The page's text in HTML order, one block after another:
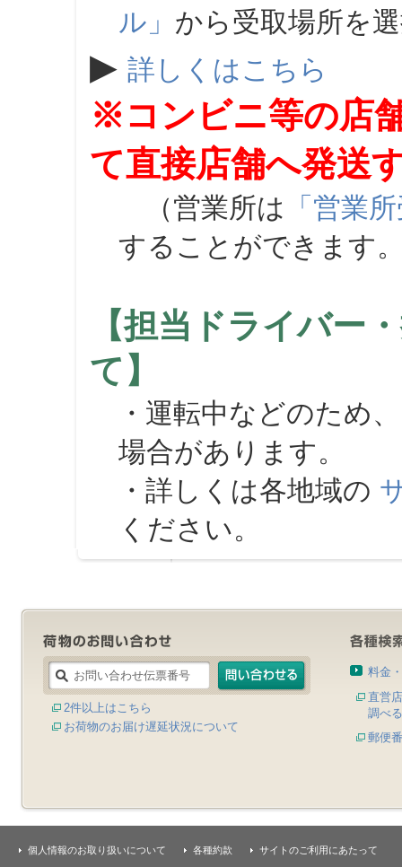
ル」 から受取場所を
▶ 詳しくはこちら
※コンビニ等の店
て直接店舗へ発送
（営業所は 「営業
することができます
【担当ドライバー
て】
・運転中などのため
場合があります。
・詳しくは各地域の
ください。
2件以上はこちら
お荷物のお届け遅延状況について
料金
直営
調べる
郵便
個人情報のお取り扱いについて 各種約款 サイトのご利用にあたって